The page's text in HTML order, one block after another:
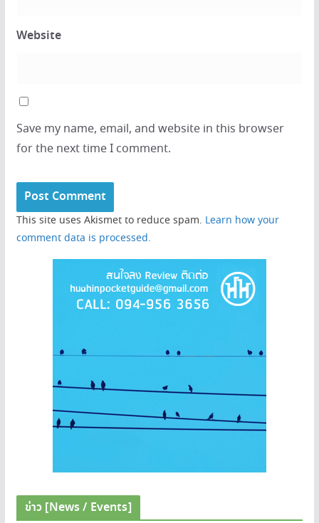
Website
Save my name, email, and website in this browser
for the next time I comment.
This site uses Akismet to reduce spam. Learn how your
comment data is processed.
ข่าว [News / Events]